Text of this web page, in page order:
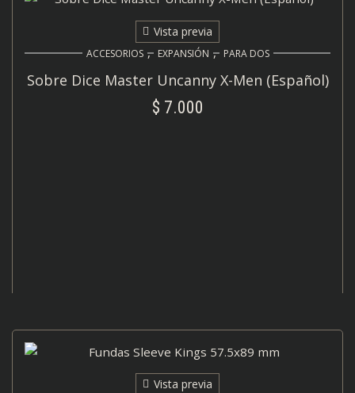
Vista previa
ACCESORIOS , EXPANSIÓN , PARA DOS
Sobre Dice Master Uncanny X-Men (Español)
$ 7.000
Vista previa